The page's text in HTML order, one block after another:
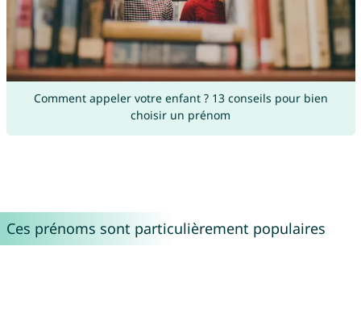
Comment appeler votre enfant ? 13 conseils pour bien
choisir un prénom
Ces prénoms sont particulièrement populaires